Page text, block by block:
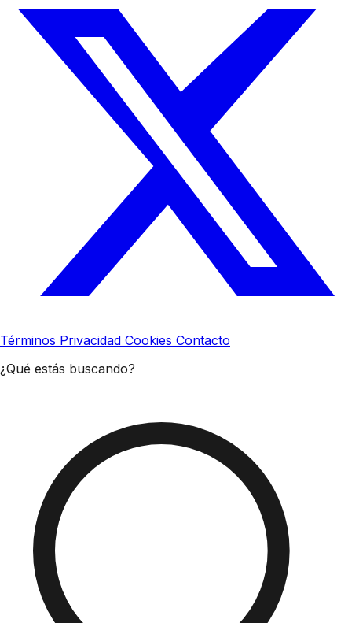
Términos Privacidad Cookies Contacto
¿Qué estás buscando?